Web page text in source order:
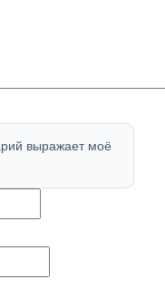
выражает моё